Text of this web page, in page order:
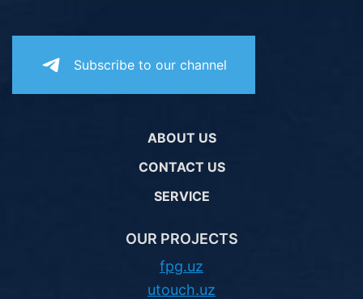
Subscribe to our channel
ABOUT US
CONTACT US
SERVICE
OUR PROJECTS
fpg.uz
utouch.uz